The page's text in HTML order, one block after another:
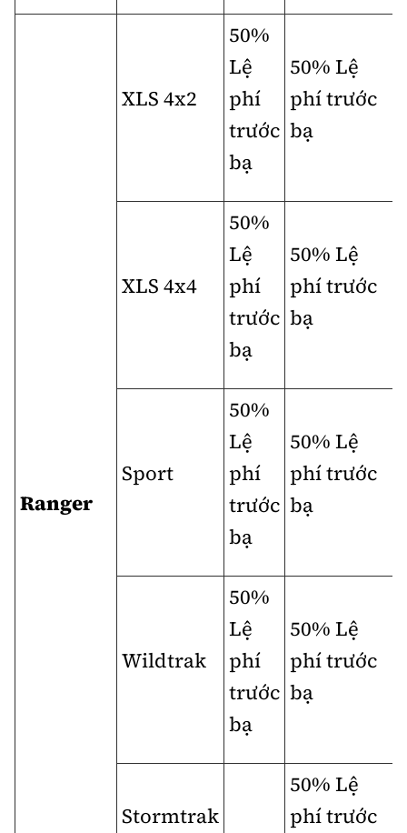
Ranger
XLS 4x2
50%
Lệ
phí
trước
bạ
50% Lệ
phí trước
bạ
XLS 4x4
50%
Lệ
phí
trước
bạ
50% Lệ
phí trước
bạ
Sport
50%
Lệ
phí
trước
bạ
50% Lệ
phí trước
bạ
Wildtrak
50%
Lệ
phí
trước
bạ
50% Lệ
phí trước
bạ
Stormtrak
50% Lệ
phí trước